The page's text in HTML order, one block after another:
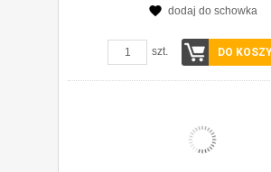
dodaj do schowka
szt. DO